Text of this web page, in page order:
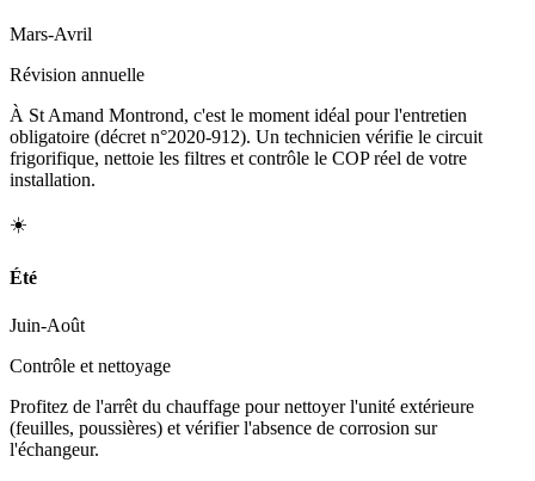
Mars-Avril
Révision annuelle
À St Amand Montrond, c'est le moment idéal pour l'entretien
obligatoire (décret n°2020-912). Un technicien vérifie le circuit
frigorifique, nettoie les filtres et contrôle le COP réel de votre
installation.
☀️
Été
Juin-Août
Contrôle et nettoyage
Profitez de l'arrêt du chauffage pour nettoyer l'unité extérieure
(feuilles, poussières) et vérifier l'absence de corrosion sur
l'échangeur.